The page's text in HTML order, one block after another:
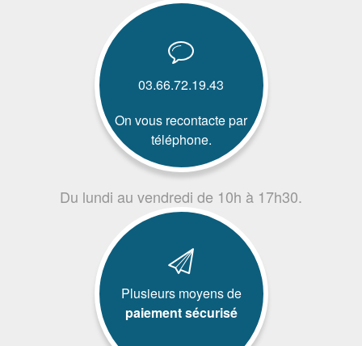
03.66.72.19.43
On vous recontacte par
téléphone.
Du lundi au vendredi de 10h à 17h30.
Plusieurs moyens de
paiement sécurisé